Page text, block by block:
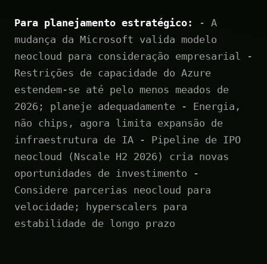
Para planejamento estratégico:
- A
mudança da Microsoft valida modelo
neocloud para consideração empresarial -
Restrições de capacidade do Azure
estendem-se até pelo menos meados de
2026; planeje adequadamente - Energia,
não chips, agora limita expansão de
infraestrutura de IA - Pipeline de IPO
neocloud (Nscale H2 2026) cria novas
oportunidades de investimento -
Considere parcerias neocloud para
velocidade; hyperscalers para
estabilidade de longo prazo